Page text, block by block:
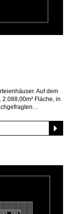
Auf dem
Fläche, in